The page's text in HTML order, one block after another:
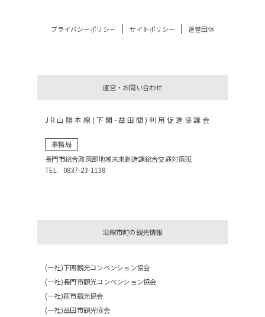
プライバシーポリシー サイトポリシー 運営団体
運営・お問い合わせ
JR山陰本線(下関-益田間)利用促進協議会
事務局
長門市総合政策部地域未来創造課総合交通対策班
TEL 0837-23-1138
沿線市町の観光情報
(一社)下関観光コンベンション協会
(一社)長門市観光コンベンション協会
(一社)萩市観光協会
(一社)益田市観光協会